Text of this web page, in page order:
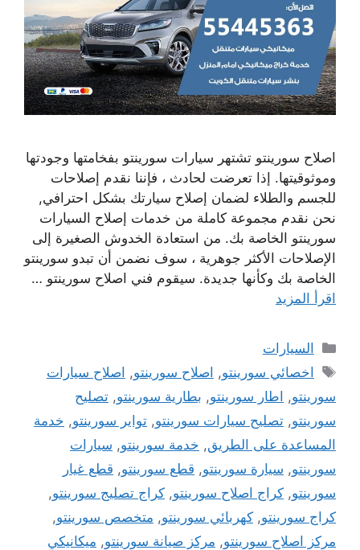
اصلاح سورينتو تشتهر سيارات سورينتو بفخامتها وجودتها
وموثوقيتها. إذا تعرضت لحادث ، فإننا نقدم إصلاحات
للجسم والطلاء لضمان إصلاح سيارتك بشكل احترافي,
نحن نقدم مجموعة كاملة من خدمات إصلاح السيارات
سورينتو الخاصة بك. من استعادة الخدوش الصغيرة إلى
الإصلاحات الأكثر جوهرية ، سوف نضمن أن تبدو سورينتو
الخاصة بك وكأنها جديدة. سيقوم فني اصلاح سورينتو …
اقرأ المزيد
التصنيفات
السيارات
الوسوم
اخصائي سورينتو, اصلاح سورينتو, اصلاح سيارات
سورينتو, اطار سورينتو, بطارية سورينتو, تصليح
سورينتو, تصليح سيارات سورينتو, تواير سورينتو, خدمة
المساعدة على الطريق, خدمة سورينتو, سيارات
سورينتو, سيارة سورينتو, قطع سورينتو, قطع غيار
سورينتو, كراج اصلاح سورينتو, كراج تصليج سورينتو,
كراج سورينتو, كهربائي سورينتو, متخصص سورينتو,
مركز اصلاح سورينتو, مركز صيانة سورينتو, ميكانيكي